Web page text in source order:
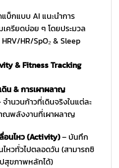
บ็กแบบ AI แนะนำการ
เครียดบ่อย ๆ โดยประมวล
HR/SpO₂ & Sleep
& Fitness Tracking
ดิน & การเผาผลาญ
ำนวนก้าวที่เดินจริงในแต่ละ
ณพลังงานที่เผาผลาญ
อนไหว (Activity)– บันทึก
ไหวทั่วไปตลอดวัน (สามารถซิ
สุขภาพหลักได้)